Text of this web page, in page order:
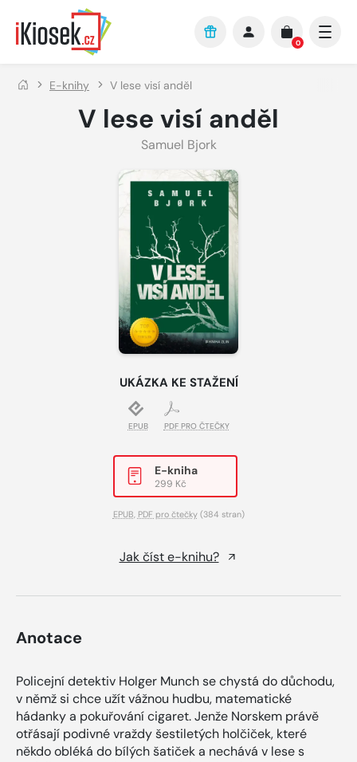
Přejít na hlavní obsah
0
E-knihy V lese visí anděl
V lese visí anděl
Samuel Bjork
UKÁZKA KE STAŽENÍ
EPUB PDF PRO ČTEČKY
E-kniha
299 Kč
EPUB, PDF pro čtečky(384 stran)
Jak číst e-knihu?
Anotace
Policejní detektiv Holger Munch se chystá do důchodu,
v němž si chce užít vážnou hudbu, matematické
hádanky a pokuřování cigaret. Jenže Norskem právě
otřásají podivné vraždy šestiletých holčiček, které
někdo obléká do bílých šatiček a nechává v lese s